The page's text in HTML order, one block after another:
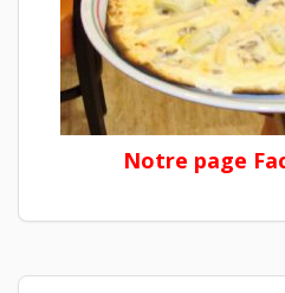
Notre page